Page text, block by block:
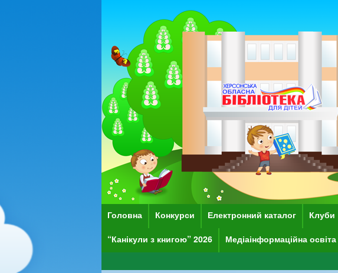
Головна Конкурси Електронний каталог Клуби
“Канікули з книгою” 2026 Медіаінформаційна освіта